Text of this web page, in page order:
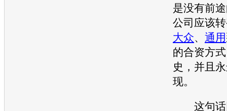
是没有前
公司应该
大众、 通用
的合资方
史，并且
现。
这句话